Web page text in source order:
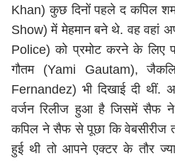
Khan) कुछ दिनों पहले द कपिल
Show) में मेहमान बने थे. वह वहां
Police) को प्रमोट करने के लिए
गौतम (Yami Gautam),
Fernandez) भी दिखाई दी थीं.
वर्जन रिलीज हुआ है जिसमें सैफ
कपिल ने सैफ से पूछा कि वेबसीरीज
हुई थी तो आपने एक्टर के तौर